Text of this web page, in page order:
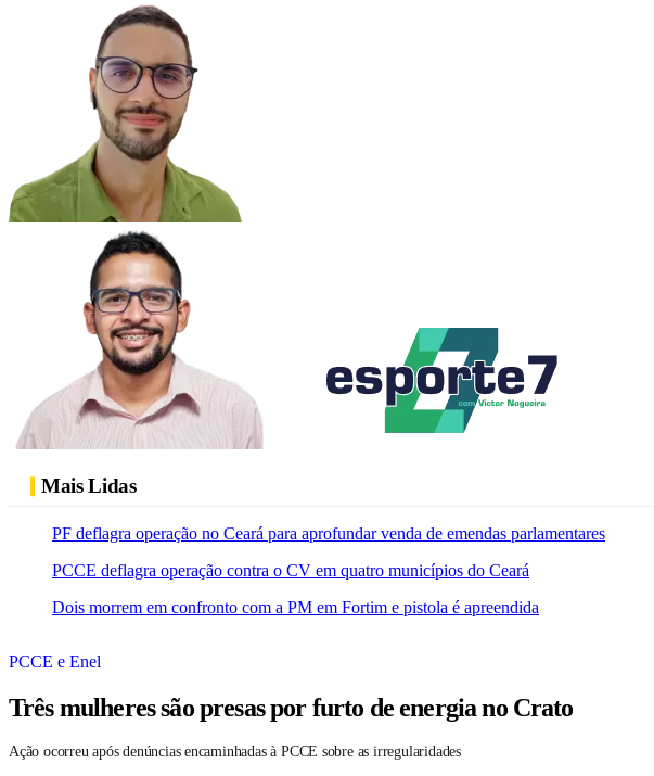
Mais Lidas
PF deflagra operação no Ceará para aprofundar venda de emendas parlamentares
PCCE deflagra operação contra o CV em quatro municípios do Ceará
Dois morrem em confronto com a PM em Fortim e pistola é apreendida
PCCE e Enel
Três mulheres são presas por furto de energia no Crato
Ação ocorreu após denúncias encaminhadas à PCCE sobre as irregularidades